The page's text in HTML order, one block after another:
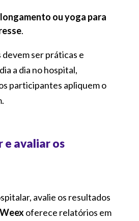
ou yoga para
.
devem ser práticas e
a dia no hospital,
participantes apliquem o
avaliar os
avalie os resultados
Weexoferece relatórios em